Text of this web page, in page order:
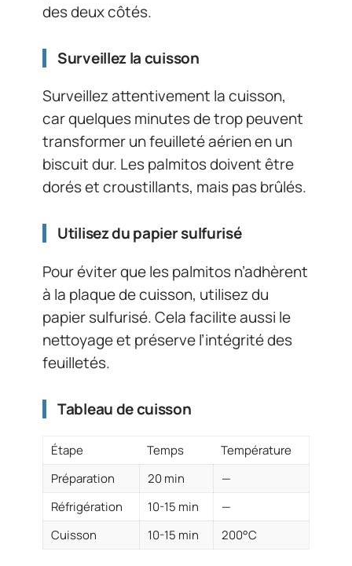
des deux côtés.
Surveillez la cuisson
Surveillez attentivement la cuisson,
car quelques minutes de trop peuvent
transformer un feuilleté aérien en un
biscuit dur. Les palmitos doivent être
dorés et croustillants, mais pas brûlés.
Utilisez du papier sulfurisé
Pour éviter que les palmitos n’adhèrent
à la plaque de cuisson, utilisez du
papier sulfurisé. Cela facilite aussi le
nettoyage et préserve l’intégrité des
feuilletés.
Tableau de cuisson
Étape Temps
Température
Préparation
20 min
—
Réfrigération
10-15 min
—
Cuisson
10-15 min 200°C